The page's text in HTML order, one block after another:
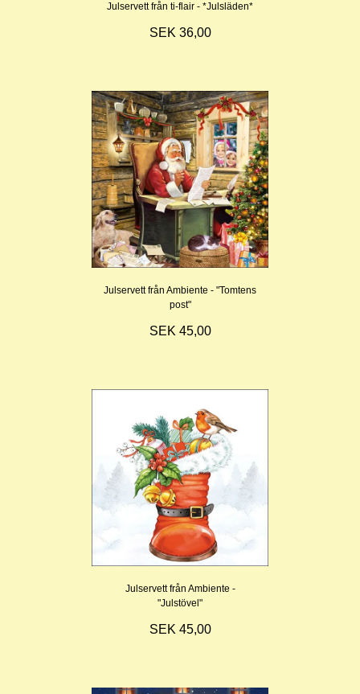
Julservett från ti-flair - *Julsläden*
SEK 36,00
Julservett från Ambiente - "Tomtens
post"
SEK 45,00
Julservett från Ambiente -
"Julstövel"
SEK 45,00